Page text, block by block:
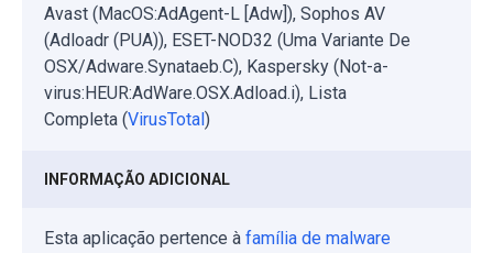
Avast (MacOS:AdAgent-L [Adw]), Sophos AV
(Adloadr (PUA)), ESET-NOD32 (Uma Variante De
OSX/Adware.Synataeb.C), Kaspersky (Not-a-
virus:HEUR:AdWare.OSX.Adload.i), Lista
Completa (VirusTotal )
INFORMAÇÃO ADICIONAL
Esta aplicação pertence à família de malware